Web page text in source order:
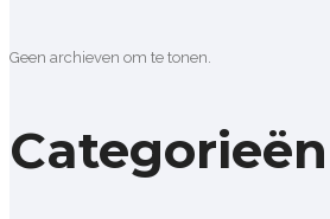
Geen archieven om te tonen.
Categorieën